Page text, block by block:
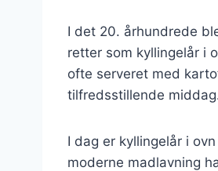
I det 20. århundrede
retter som kyllingelår i
ofte serveret med
tilfredsstillende
I dag er kyllingelår i
moderne madlavning